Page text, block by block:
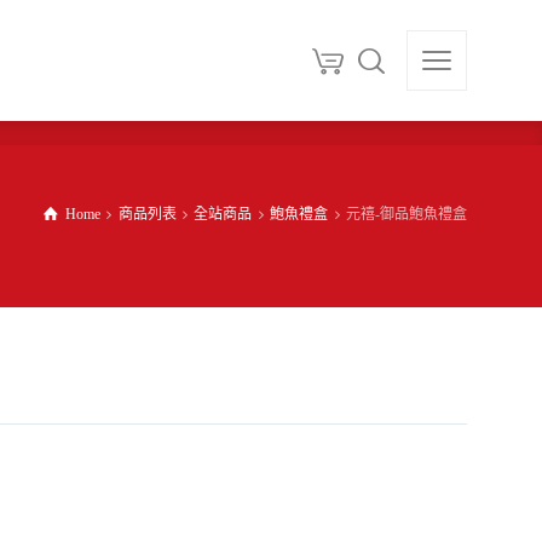
Home 商品列表 全站商品 鮑魚禮盒 元禧-御品鮑魚禮盒